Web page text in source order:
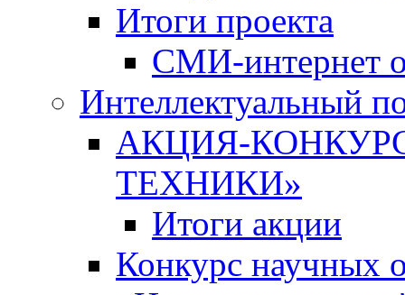
Итоги проекта
СМИ-интернет
Интеллектуальный
АКЦИЯ-
ТЕХНИКИ»
Итоги акции
Конкурс научных